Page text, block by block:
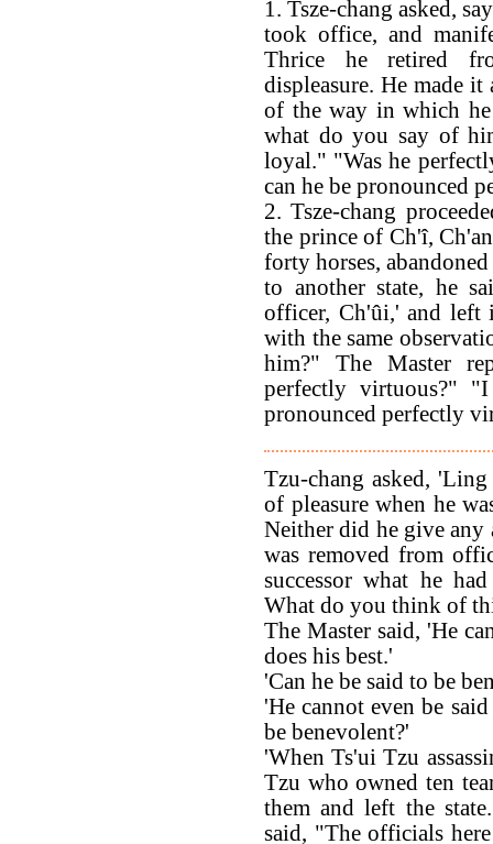
1. Tsze-chang asked,
took office, and
Thrice he retired
displeasure. He made
of the way in which he
what do you say of
loyal." "Was he
can he be pronounced
2. Tsze-chang
the prince of Ch'î,
forty horses,
to another state, he
officer, Ch'ûi,' and left
with the same
him?" The Master
perfectly virtuous?"
pronounced perfectly
Tzu-chang asked,
of pleasure when he
Neither did he give any
was removed from
successor what he
What do you think of
The Master said, 'He
does his best.'
'Can he be said to be
'He cannot even be
be benevolent?'
'When Ts'ui Tzu
Tzu who owned ten
them and left the
said, "The officials